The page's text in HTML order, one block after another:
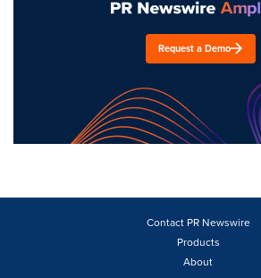
Request a Demo
Contact PR Newswire
Products
About